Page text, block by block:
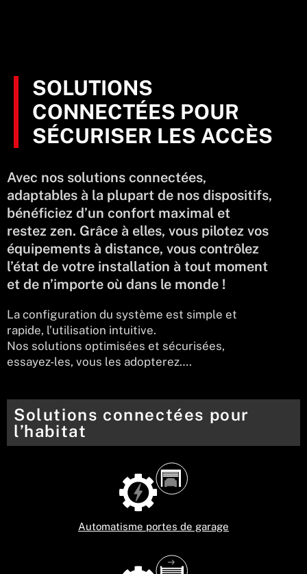
SOLUTIONS
CONNECTÉES POUR
SÉCURISER LES ACCÈS
Avec nos solutions connectées,
adaptables à la plupart de nos dispositifs,
bénéficiez d’un confort maximal et
restez zen. Grâce à elles, vous pilotez vos
équipements à distance, vous contrôlez
l’état de votre installation à tout moment
et de n’importe où dans le monde !
La configuration du système est simple et
rapide, l’utilisation intuitive.
Nos solutions optimisées et sécurisées,
essayez-les, vous les adopterez….
Solutions connectées pour
l’habitat
Automatisme portes de garage